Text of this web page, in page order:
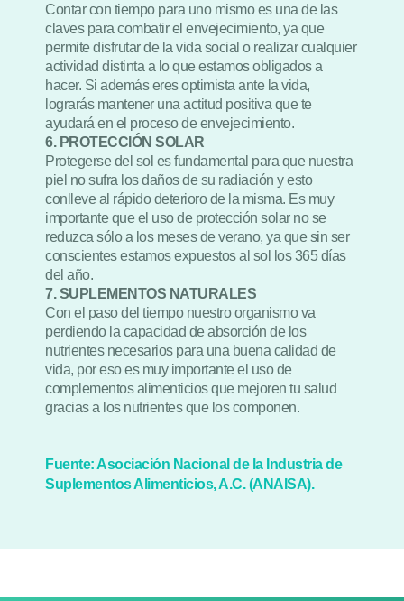
Contar con tiempo para uno mismo es una de las
claves para combatir el envejecimiento, ya que
permite disfrutar de la vida social o realizar cualquier
actividad distinta a lo que estamos obligados a
hacer. Si además eres optimista ante la vida,
lograrás mantener una actitud positiva que te
ayudará en el proceso de envejecimiento.
6. PROTECCIÓN SOLAR
Protegerse del sol es fundamental para que nuestra
piel no sufra los daños de su radiación y esto
conlleve al rápido deterioro de la misma. Es muy
importante que el uso de protección solar no se
reduzca sólo a los meses de verano, ya que sin ser
conscientes estamos expuestos al sol los 365 días
del año.
7. SUPLEMENTOS NATURALES
Con el paso del tiempo nuestro organismo va
perdiendo la capacidad de absorción de los
nutrientes necesarios para una buena calidad de
vida, por eso es muy importante el uso de
complementos alimenticios que mejoren tu salud
gracias a los nutrientes que los componen.
Fuente: Asociación Nacional de la Industria de
Suplementos Alimenticios, A.C. (ANAISA).